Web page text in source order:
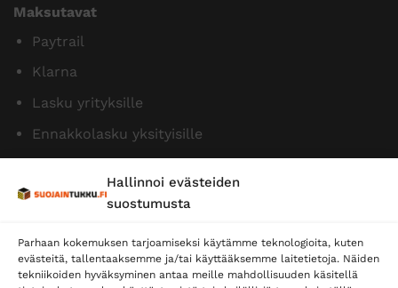
Hallinnoi evästeiden
suostumusta
Parhaan kokemuksen tarjoamiseksi käytämme teknologioita, kuten
evästeitä, tallentaaksemme ja/tai käyttääksemme laitetietoja. Näiden
tekniikoiden hyväksyminen antaa meille mahdollisuuden käsitellä
Maksutavat
Paytrail
Klarna
Lasku yrityksille
Ennakkolasku yksityisille